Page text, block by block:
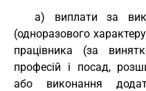
а) виплати за
(одноразового
працівника (за
професій і посад,
або виконання